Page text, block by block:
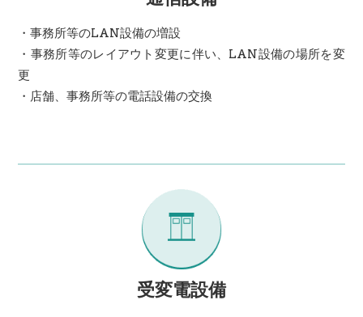
・事務所等のLAN設備の増設
・事務所等のレイアウト変更に伴い、LAN設備の場所を変
更
・店舗、事務所等の電話設備の交換
受変電設備